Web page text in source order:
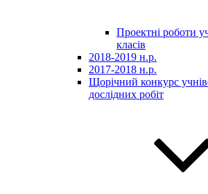
Проектні роботи
класів
2018-2019 н.р.
2017-2018 н.р.
Щорічний конкурс
дослідних робіт